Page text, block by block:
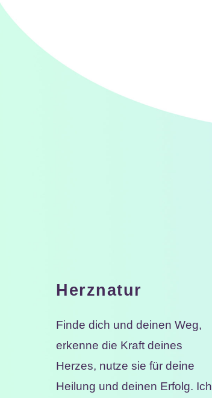
Herznatur
Finde dich und deinen Weg,
erkenne die Kraft deines
Herzes, nutze sie für deine
Heilung und deinen Erfolg. Ich